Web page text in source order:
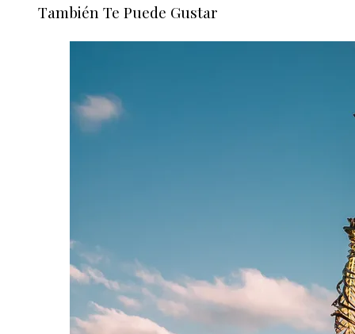
También Te Puede Gustar